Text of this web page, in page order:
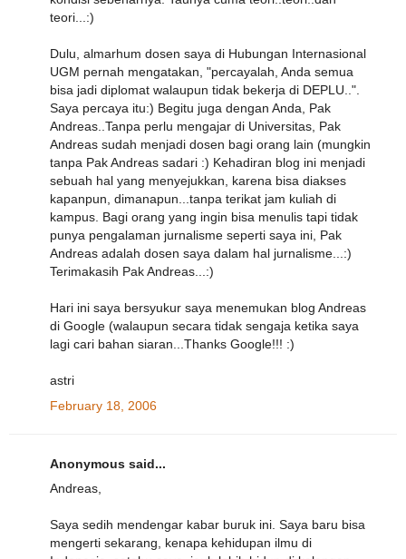
teori...:)
Dulu, almarhum dosen saya di Hubungan Internasional
UGM pernah mengatakan, "percayalah, Anda semua
bisa jadi diplomat walaupun tidak bekerja di DEPLU..".
Saya percaya itu:) Begitu juga dengan Anda, Pak
Andreas..Tanpa perlu mengajar di Universitas, Pak
Andreas sudah menjadi dosen bagi orang lain (mungkin
tanpa Pak Andreas sadari :) Kehadiran blog ini menjadi
sebuah hal yang menyejukkan, karena bisa diakses
kapanpun, dimanapun...tanpa terikat jam kuliah di
kampus. Bagi orang yang ingin bisa menulis tapi tidak
punya pengalaman jurnalisme seperti saya ini, Pak
Andreas adalah dosen saya dalam hal jurnalisme...:)
Terimakasih Pak Andreas...:)
Hari ini saya bersyukur saya menemukan blog Andreas
di Google (walaupun secara tidak sengaja ketika saya
lagi cari bahan siaran...Thanks Google!!! :)
astri
February 18, 2006
Anonymous said...
Andreas,
Saya sedih mendengar kabar buruk ini. Saya baru bisa
mengerti sekarang, kenapa kehidupan ilmu di